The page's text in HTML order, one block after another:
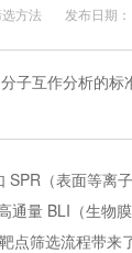
方法 发布日期
子互作分析的标
（表面等离
通量 BLI（生物
筛选流程带来